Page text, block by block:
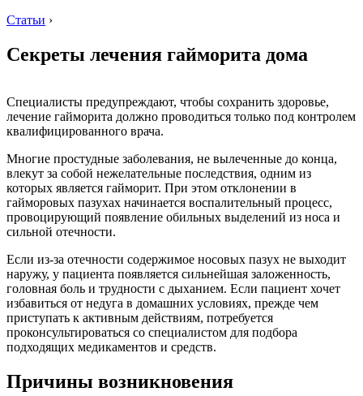
Статьи ›
Секреты лечения гайморита дома
Специалисты предупреждают, чтобы сохранить здоровье,
лечение гайморита должно проводиться только под контролем
квалифицированного врача.
Многие простудные заболевания, не вылеченные до конца,
влекут за собой нежелательные последствия, одним из
которых является гайморит. При этом отклонении в
гайморовых пазухах начинается воспалительный процесс,
провоцирующий появление обильных выделений из носа и
сильной отечности.
Если из-за отечности содержимое носовых пазух не выходит
наружу, у пациента появляется сильнейшая заложенность,
головная боль и трудности с дыханием. Если пациент хочет
избавиться от недуга в домашних условиях, прежде чем
приступать к активным действиям, потребуется
проконсультироваться со специалистом для подбора
подходящих медикаментов и средств.
Причины возникновения